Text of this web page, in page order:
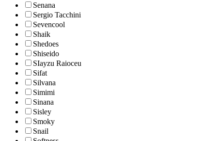
Senana
Sergio Tacchini
Sevencool
Shaik
Shedoes
Shiseido
SIayzu Raioceu
Sifat
Silvana
Simimi
Sinana
Sisley
Smoky
Snail